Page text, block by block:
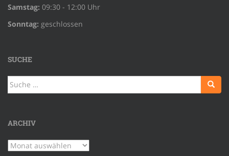
Samstag: 09:30 - 12:00 Uhr
Sonntag: geschlossen
SUCHE
Suche
nach:
ARCHIV
Archiv